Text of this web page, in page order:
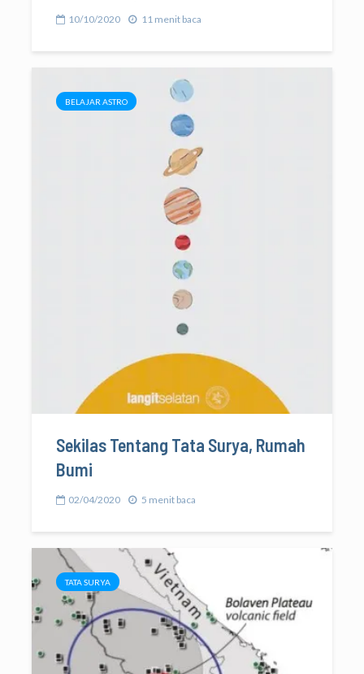
10/10/2020 11 menit baca
BELAJAR ASTRO
Sekilas Tentang Tata Surya, Rumah
Bumi
02/04/2020 5 menit baca
TATA SURYA